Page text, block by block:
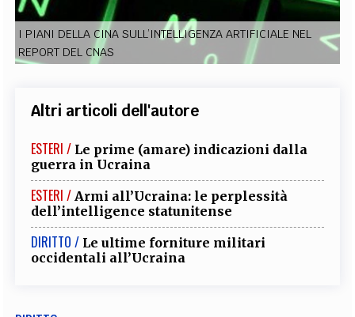
SOCIAL MEDIA
I PIANI DELLA CINA SULL’INTELLIGENZA ARTIFICIALE NEL
REPORT DEL CNAS
Altri articoli dell'autore
ESTERI / Le prime (amare) indicazioni dalla
guerra in Ucraina
ESTERI / Armi all’Ucraina: le perplessità
dell’intelligence statunitense
DIRITTO / Le ultime forniture militari
occidentali all’Ucraina